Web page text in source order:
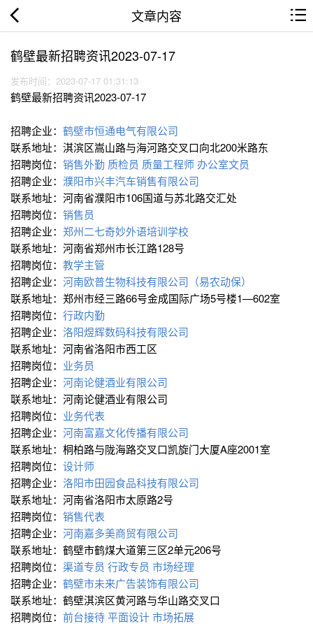
文章内容
鹤壁最新招聘资讯2023-07-17
发布时间：2023-07-17 01:31:13
鹤壁最新招聘资讯2023-07-17
招聘企业： 鹤壁市恒通电气有限公司
联系地址：淇滨区嵩山路与海河路交叉口向北200米路东
招聘岗位： 销售外勤 质检员 质量工程师 办公室文员
招聘企业： 濮阳市兴丰汽车销售有限公司
联系地址：河南省濮阳市106国道与苏北路交汇处
招聘岗位： 销售员
招聘企业： 郑州二七奇妙外语培训学校
联系地址：河南省郑州市长江路128号
招聘岗位： 教学主管
招聘企业： 河南欧普生物科技有限公司（易农动保）
联系地址：郑州市经三路66号金成国际广场5号楼1—602室
招聘岗位： 行政内勤
招聘企业： 洛阳煜辉数码科技有限公司
联系地址：河南省洛阳市西工区
招聘岗位： 业务员
招聘企业： 河南论健酒业有限公司
联系地址：河南论健酒业有限公司
招聘岗位： 业务代表
招聘企业： 河南富嘉文化传播有限公司
联系地址：桐柏路与陇海路交叉口凯旋门大厦A座2001室
招聘岗位： 设计师
招聘企业： 洛阳市田园食品科技有限公司
联系地址：河南省洛阳市太原路2号
招聘岗位： 销售代表
招聘企业： 河南嘉多美商贸有限公司
联系地址：鹤壁市鹤煤大道第三区2单元206号
招聘岗位： 渠道专员 行政专员 市场经理
招聘企业： 鹤壁市未来广告装饰有限公司
联系地址：鹤壁淇滨区黄河路与华山路交叉口
招聘岗位： 前台接待平面设计市场拓展